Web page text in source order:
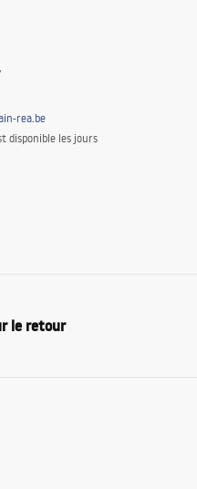
rea.be
disponible les jours
le retour